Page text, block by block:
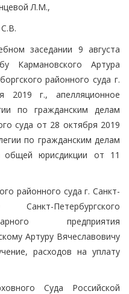
Л.М.,
заседании 9 августа
Кармановского Артура
районного суда г.
2019 г., апелляционное
по гражданским делам
суда от 28 октября 2019
по гражданским делам
общей юрисдикции от 11
районного суда г. Санкт-
Петербургского
предприятия
Артуру Вячеславовичу
расходов на уплату
Суда Российской